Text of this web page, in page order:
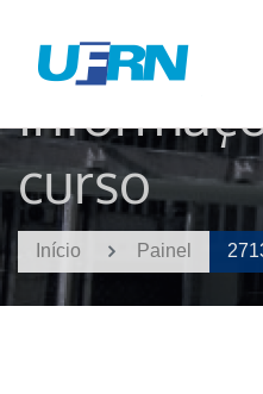
curso
Início Painel